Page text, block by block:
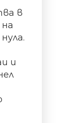
в
и